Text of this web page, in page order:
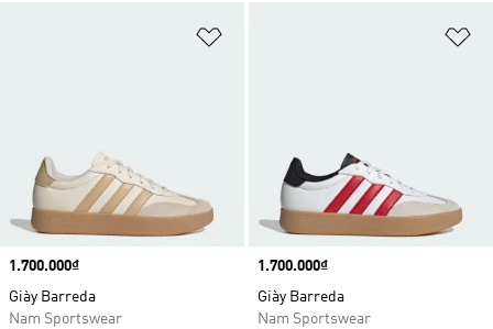
Price
1.700.000₫
Giày Barreda
Nam Sportswear
Price
1.700.000₫
Giày Barreda
Nam Sportswear